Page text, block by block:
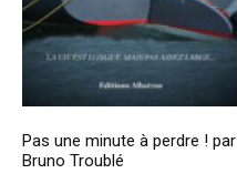
Pas une minute à perdre ! par
Bruno Troublé